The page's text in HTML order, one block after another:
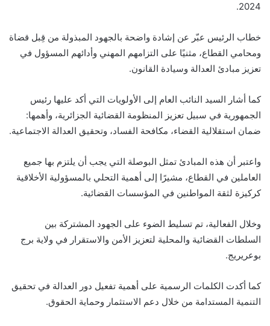
2024.
خطاب الرئيس عبّر عن إشادة واضحة بالجهود المبذولة من قِبل قضاة
ومحامي القطاع، مثنيًا على التزامهم المهني وأدائهم المسؤول في
تعزيز مبادئ العدالة وسيادة القانون.
كما أشار السيد النائب العام إلى الأولويات التي أكد عليها رئيس
الجمهورية في سبيل تعزيز المنظومة القضائية الجزائرية، وأهمها:
ضمان استقلالية القضاء، مكافحة الفساد، وتحقيق العدالة الاجتماعية.
واعتبر أن هذه المبادئ تمثل البوصلة التي يجب أن يلتزم بها جميع
العاملين في القطاع، مشيرًا إلى أهمية التحلي بالمسؤولية الأخلاقية
كركيزة لثقة المواطنين في المؤسسات القضائية.
وخلال الفعالية، تم تسليط الضوء على الجهود المشتركة بين
السلطات القضائية والمحلية لتعزيز الأمن والاستقرار في ولاية برج
بوعريريج.
كما أكدت الكلمات الرسمية على أهمية تفعيل دور العدالة في تحقيق
التنمية المستدامة من خلال دعم الاستثمار وحماية الحقوق.